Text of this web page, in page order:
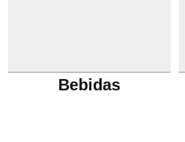
Bebidas